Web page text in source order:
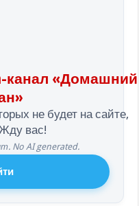
канал «Домашний
не будет на сайте,
вас!
No AI generated.